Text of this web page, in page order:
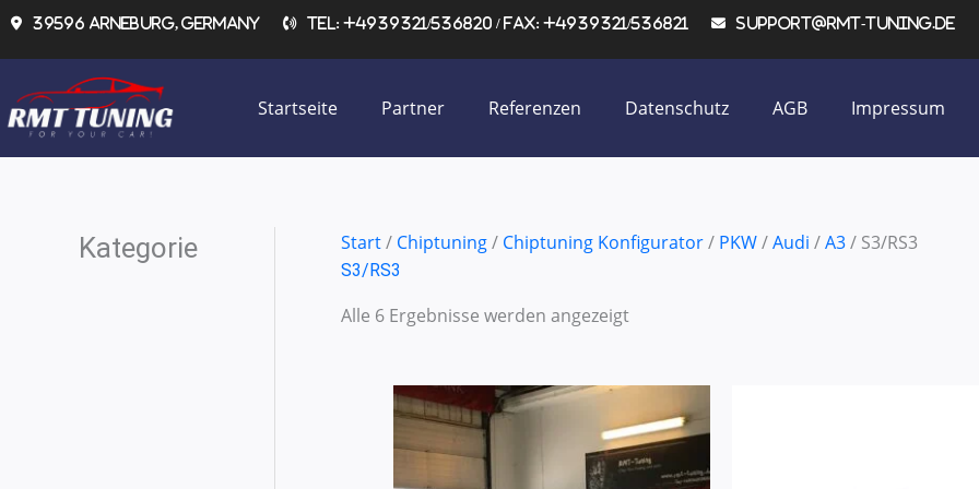
Zum39596 Arneburg, Germany Tel: +4939321/536820 / Fax: +4939321/536821 support@rmt-tuning.de
Startseite Partner Referenzen Datenschutz AGB Impressum
Kategorie Start/ Chiptuning/ Chiptuning Konfigurator/ PKW/Audi /A3/ S3/RS3
S3/RS3
Alle 6 Ergebnisse werden angezeigt